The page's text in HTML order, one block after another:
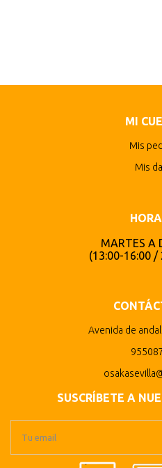
MI
Mis
Mis
MARTES A
(13:00-16:00 /
Avenida de
SUSCRÍBETE A